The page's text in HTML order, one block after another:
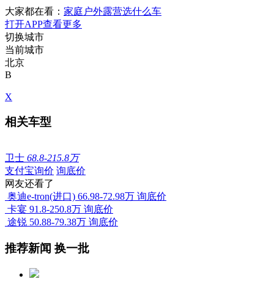
大家都在看： 家庭户外露营选什么车
打开APP查看更多
切换城市
当前城市
北京
B
X
相关车型
卫士 68.8-215.8万
支付宝询价 询底价
网友还看了
奥迪e-tron(进口) 66.98-72.98万 询底价
卡宴 91.8-250.8万 询底价
途锐 50.88-79.38万 询底价
推荐新闻 换一批